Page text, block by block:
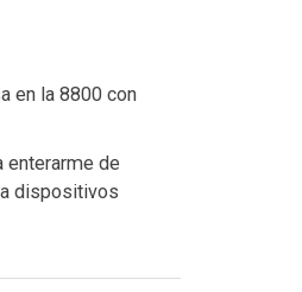
en la 8800 con
enterarme de
dispositivos